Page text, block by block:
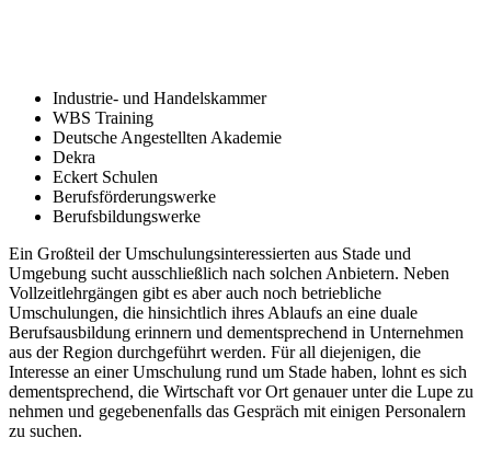
Industrie- und Handelskammer
WBS Training
Deutsche Angestellten Akademie
Dekra
Eckert Schulen
Berufsförderungswerke
Berufsbildungswerke
Ein Großteil der Umschulungsinteressierten aus Stade und
Umgebung sucht ausschließlich nach solchen Anbietern. Neben
Vollzeitlehrgängen gibt es aber auch noch betriebliche
Umschulungen, die hinsichtlich ihres Ablaufs an eine duale
Berufsausbildung erinnern und dementsprechend in Unternehmen
aus der Region durchgeführt werden. Für all diejenigen, die
Interesse an einer Umschulung rund um Stade haben, lohnt es sich
dementsprechend, die Wirtschaft vor Ort genauer unter die Lupe zu
nehmen und gegebenenfalls das Gespräch mit einigen Personalern
zu suchen.